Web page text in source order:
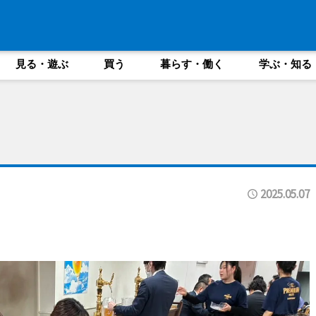
見る・遊ぶ 買う 暮らす・働く 学ぶ・知る
2025.05.07